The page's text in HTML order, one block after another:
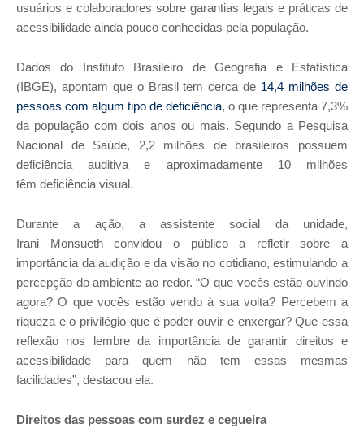
usuários e colaboradores sobre garantias legais e práticas de
acessibilidade ainda pouco conhecidas pela população.
Dados do Instituto Brasileiro de Geografia e Estatística
(IBGE), apontam que o Brasil tem cerca de 14,4 milhões de
pessoas com algum tipo de deficiência, o que representa 7,3%
da população com dois anos ou mais. Segundo a Pesquisa
Nacional de Saúde, 2,2 milhões de brasileiros possuem
deficiência auditiva e aproximadamente 10 milhões
têm deficiência visual.
Durante a ação, a assistente social da unidade,
Irani Monsuethconvidou o público a refletir sobre a
importância da audição e da visão no cotidiano, estimulando a
percepção do ambiente ao redor. “O que vocês estão ouvindo
agora? O que vocês estão vendo à sua volta? Percebem a
riqueza e o privilégio que é poder ouvir e enxergar? Que essa
reflexão nos lembre da importância de garantir direitos e
acessibilidade para quem não tem essas mesmas
facilidades”, destacou ela.
Direitos das pessoas com surdez e cegueira